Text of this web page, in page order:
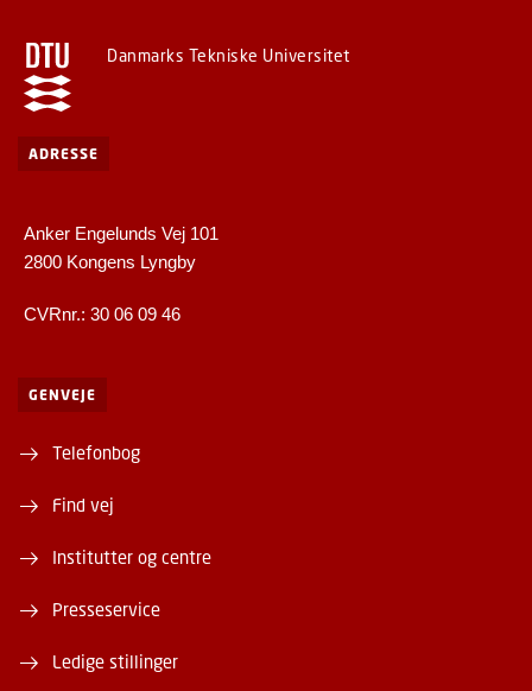
Danmarks Tekniske Universitet
ADRESSE
Anker Engelunds Vej 101
2800 Kongens Lyngby
CVRnr.: 30 06 09 46
GENVEJE
Telefonbog
Find vej
Institutter og centre
Presseservice
Ledige stillinger